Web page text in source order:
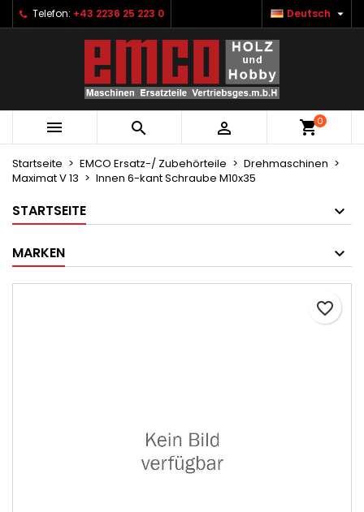
Telefon: +43 2236 25 223 0 Deutsch 
   0
Startseite EMCO Ersatz-/ Zubehörteile
Drehmaschinen
Maximat V 13
Innen 6-kant Schraube M10x35
STARTSEITE
MARKEN
favorite_border
Ihre Wunschlisten ×
Neue Liste anlegen
Wunschliste erstellen ×
Name der Wunschliste
Abbrechen Wunschliste erstellen
Anmelden ×
Sie müssen angemeldet sein, um Artikel Ihrer
Wunschliste hinzufügen zu können.
Abbrechen Anmelden